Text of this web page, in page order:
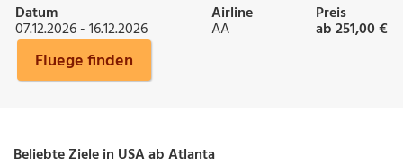
Datum
07.12.2026 - 16.12.2026
Airline
AA
Preis
ab 251,00 €
Fluege finden
Beliebte Ziele in USA ab Atlanta